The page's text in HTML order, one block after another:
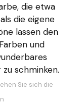
die etwa
die eigene
lassen den
und
schminken.
Sie sich die